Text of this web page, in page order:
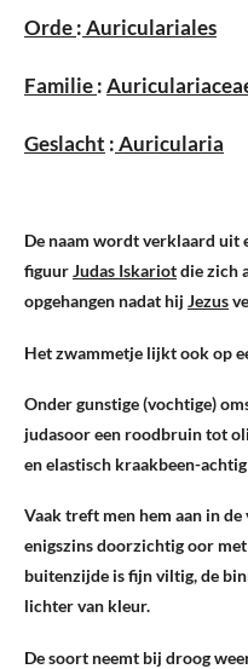
Orde:Auriculariales
Familie:
Geslacht :Auricularia
De naam wordt verklaard uit
figuurJudas Iskariotdie zich
opgehangen nadat hij Jezus
Het zwammetje lijkt ook op
Onder gunstige (vochtige)
judasoor een roodbruin tot
en elastisch kraakbeen-
Vaak treft men hem aan in
enigszins doorzichtig oor
buitenzijde is fijn viltig, de
lichter van kleur.
De soort neemt bij droog